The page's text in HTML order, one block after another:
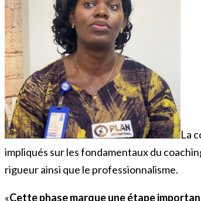
La
impliqués sur les fondamentaux du
rigueur ainsi que le professionnalisme.
«Cette phase marque une étape